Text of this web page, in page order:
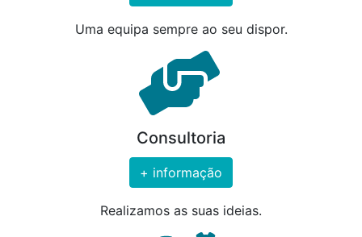
Uma equipa sempre ao seu dispor.
Consultoria
+ informação
Realizamos as suas ideias.